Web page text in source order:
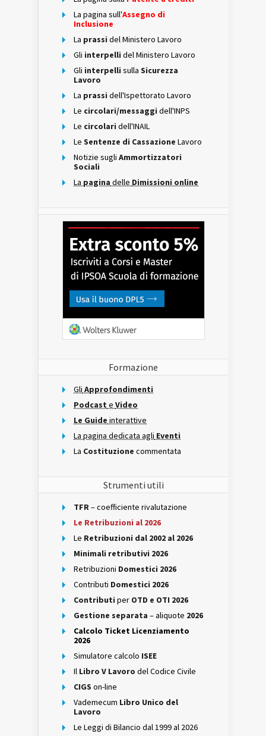
La pagina sull'Assegno di
Inclusione
La prassi del Ministero Lavoro
Gli interpelli del Ministero Lavoro
Gli interpelli sulla Sicurezza
Lavoro
La prassi dell'Ispettorato Lavoro
Le circolari/messaggi dell'INPS
Le circolari dell'INAIL
Le Sentenze di Cassazione Lavoro
Notizie sugli Ammortizzatori
Sociali
La pagina delle Dimissioni online
Formazione
Gli Approfondimenti
Podcast e Video
Le Guide interattive
La pagina dedicata agli Eventi
La Costituzione commentata
Strumenti utili
TFR– coefficiente rivalutazione
Le Retribuzioni al 2026
Le Retribuzioni dal 2002 al 2026
Minimali retributivi 2026
Retribuzioni Domestici 2026
Contributi Domestici 2026
Contributi per OTD e OTI 2026
Gestione separata – aliquote 2026
Calcolo Ticket Licenziamento
2026
Simulatore calcolo ISEE
Il Libro V Lavoro del Codice Civile
CIGS on-line
Vademecum Libro Unico del
Lavoro
Le Leggi di Bilancio dal 1999 al 2026